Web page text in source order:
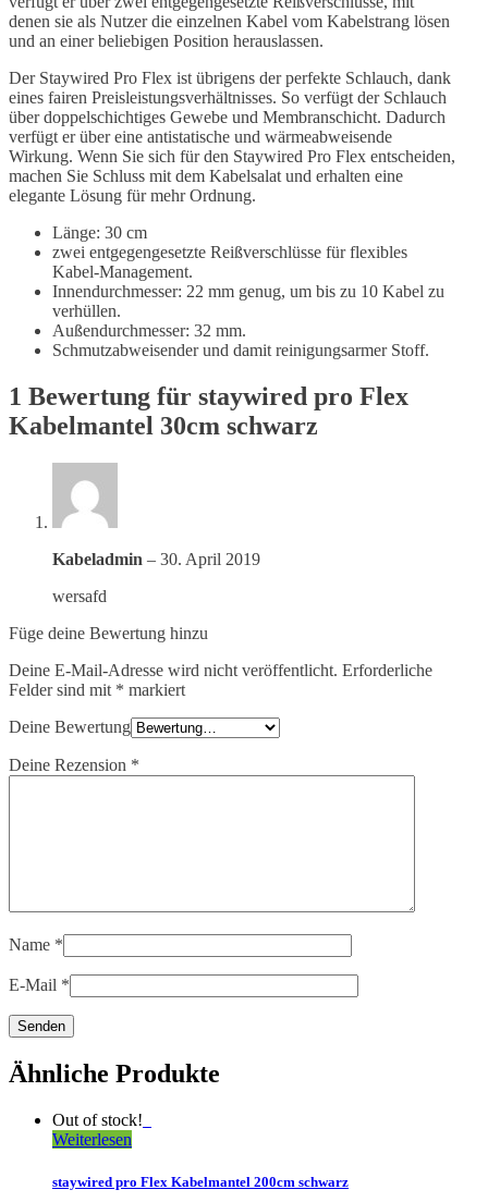
denen sie als Nutzer die einzelnen Kabel vom Kabelstrang lösen
und an einer beliebigen Position herauslassen.
Der Staywired Pro Flex ist übrigens der perfekte Schlauch, dank
eines fairen Preisleistungsverhältnisses. So verfügt der Schlauch
über doppelschichtiges Gewebe und Membranschicht. Dadurch
verfügt er über eine antistatische und wärmeabweisende
Wirkung. Wenn Sie sich für den Staywired Pro Flex entscheiden,
machen Sie Schluss mit dem Kabelsalat und erhalten eine
elegante Lösung für mehr Ordnung.
Länge: 30 cm
zwei entgegengesetzte Reißverschlüsse für flexibles
Kabel-Management.
Innendurchmesser: 22 mm genug, um bis zu 10 Kabel zu
verhüllen.
Außendurchmesser: 32 mm.
Schmutzabweisender und damit reinigungsarmer Stoff.
1 Bewertung für staywired pro Flex
Kabelmantel 30cm schwarz
Kabeladmin – 30. April 2019
wersafd
Füge deine Bewertung hinzu
Deine E-Mail-Adresse wird nicht veröffentlicht. Erforderliche
Felder sind mit * markiert
Deine Bewertung
Deine Rezension *
Name *
E-Mail *
Ähnliche Produkte
Out of stock!
Weiterlesen
staywired pro Flex Kabelmantel 200cm schwarz